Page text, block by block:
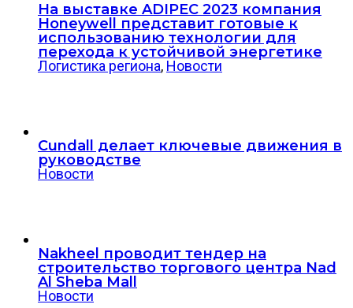
На выставке ADIPEC 2023 компания
Honeywell представит готовые к
использованию технологии для
перехода к устойчивой энергетике
Логистика региона, Новости
Cundall делает ключевые движения в
руководстве
Новости
Nakheel проводит тендер на
строительство торгового центра Nad
Al Sheba Mall
Новости